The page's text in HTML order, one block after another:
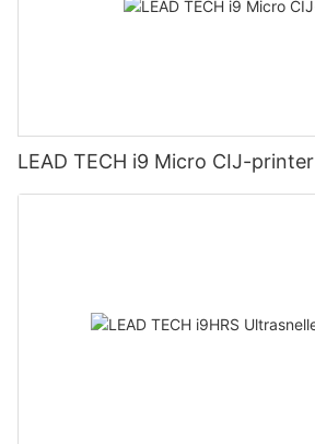
LEAD TECH i9 Micro CIJ-printer